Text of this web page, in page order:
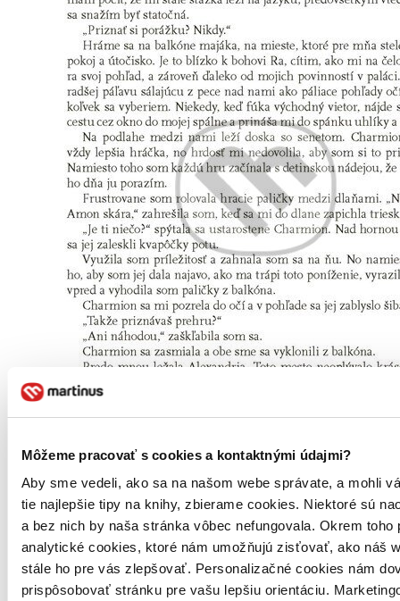
Môžeme pracovať s cookies a kontaktnými údajmi?
Aby sme vedeli, ako sa na našom webe správate, a mohli
tie najlepšie tipy na knihy, zbierame cookies. Niektoré sú
a bez nich by naša stránka vôbec nefungovala. Okrem toho
analytické cookies, ktoré nám umožňujú zisťovať, ako náš
stále ho pre vás zlepšovať. Personalizačné cookies nám
prispôsobovať stránku pre vašu lepšiu orientáciu.